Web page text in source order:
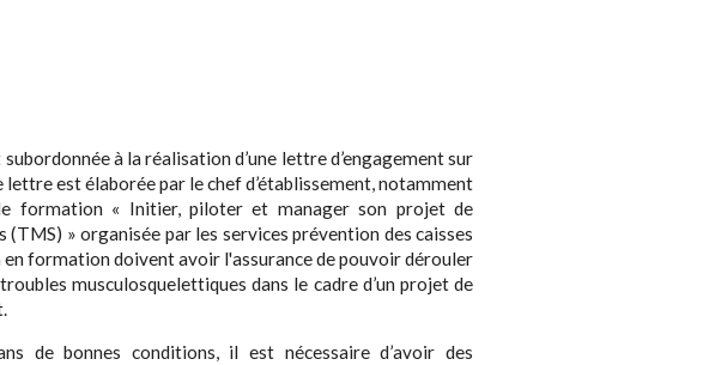
à la réalisation d’une lettre d’engagement sur
est élaborée par le chef d’établissement, notamment
formation « Initier, piloter et manager son projet de
» organisée par les services prévention des caisses
en formation doivent avoir l'assurance de pouvoir dérouler
musculosquelettiques dans le cadre d’un projet de
de bonnes conditions, il est nécessaire d’avoir des